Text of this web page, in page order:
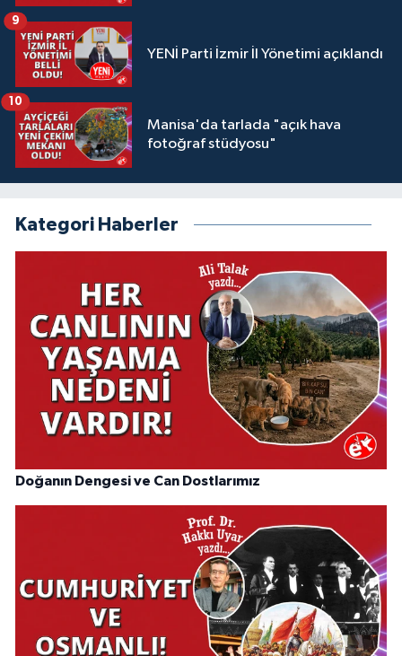
YENİ Parti İzmir İl Yönetimi açıklandı
9
Manisa'da tarlada "açık hava
fotoğraf stüdyosu"
10
Kategori Haberler
Doğanın Dengesi ve Can Dostlarımız